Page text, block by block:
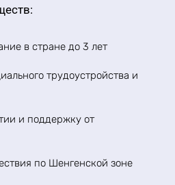
в стране до 3 лет
трудоустройства и
и поддержку от
по Шенгенской зоне